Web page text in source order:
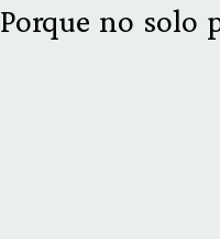
Porque no solo